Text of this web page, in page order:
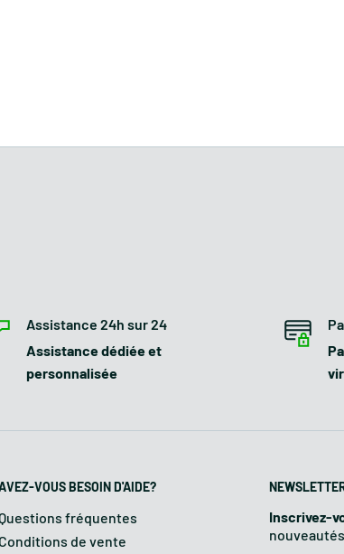
Assistance 24h sur 24
Assistance dédiée et
personnalisée
VOUS BESOIN D'AIDE?
fréquentes
Conditions de vente
Inscrivez-